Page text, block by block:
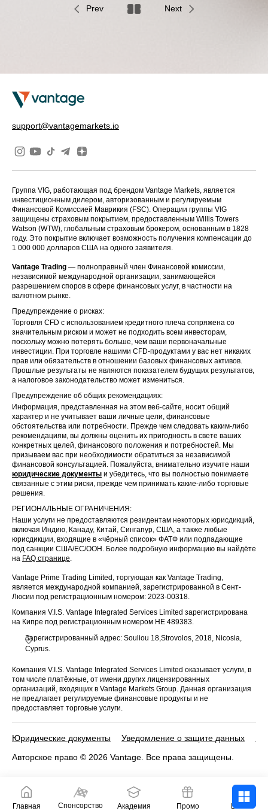
Prev Next
support@vantagemarkets.io
Группа VIG, работающая под брендом Vantage Markets, является
инвестиционным дилером, авторизованным и регулируемым
Финансовой Комиссией Маврикия (FSC). Операции группы VIG
защищены страховым покрытием, предоставленным Willis Towers
Watson (WTW), глобальным страховым брокером, основанным в 1828
году. Это покрытие включает возможность получения компенсации до
1 000 000 долларов США на одного заявителя.
Vantage Trading — полноправный член Финансовой комиссии,
независимой международной организации, занимающейся
разрешением споров в сфере финансовых услуг, в частности на
валютном рынке.
Предупреждение о рисках:
Торговля CFD с использованием кредитного плеча сопряжена со
значительным риском и может не подходить всем инвесторам,
поскольку можно потерять больше, чем ваши первоначальные
инвестиции. При торговле нашими CFD-продуктами у вас нет никаких
прав или обязательств в отношении базовых финансовых активов.
Прошлые результаты не являются показателем будущих результатов,
а налоговое законодательство может измениться.
Предупреждение об общих рекомендациях:
Информация, представленная на этом веб-сайте, носит общий
характер и не учитывает ваши личные цели, финансовые
обстоятельства или потребности. Прежде чем следовать каким-либо
рекомендациям, вы должны оценить их пригодность в свете ваших
конкретных целей, финансового положения и потребностей. Мы
призываем вас при необходимости обратиться за независимой
финансовой консультацией. Пожалуйста, внимательно изучите наши
юридические документы и убедитесь, что вы полностью понимаете
связанные с этим риски, прежде чем принимать какие-либо торговые
решения.
РЕГИОНАЛЬНЫЕ ОГРАНИЧЕНИЯ:
Наши услуги не предоставляются резидентам некоторых юрисдикций,
включая Индию, Канаду, Китай, Сингапур, США, а также любые
юрисдикции, входящие в «чёрный список» ФАТФ или подпадающие
под санкции США/ЕС/ООН. Более подробную информацию вы найдёте
на FAQ странице.
Vantage Prime Trading Limited, торгующая как Vantage Trading,
является международной компанией, зарегистрированной в Сент-
Люсии под регистрационным номером: 2023-00318.
Компания V.I.S. Vantage Integrated Services Limited зарегистрирована
на Кипре под регистрационным номером HE 489383.
Зарегистрированный адрес: Souliou 18,Strovolos, 2018, Nicosia,
Cyprus.
Компания V.I.S. Vantage Integrated Services Limited оказывает услуги, в
том числе платёжные, от имени других лицензированных
организаций, входящих в Vantage Markets Group. Данная организация
не предлагает регулируемые финансовые продукты и не
предоставляет торговые услуги.
Юридические документы Уведомление о защите данных
Авторское право © 2026 Vantage. Все права защищены.
Главная Спонсорство Академия Промо Войти